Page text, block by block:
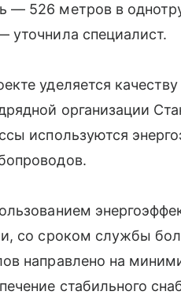
— 526 метров в
специалист.
уделяется
организации
используются
со сроком службы
направлено на
стабильного